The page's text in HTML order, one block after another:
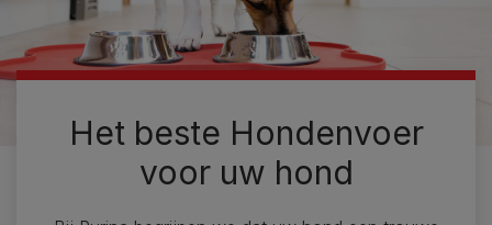
Het beste Hondenvoer
voor uw hond